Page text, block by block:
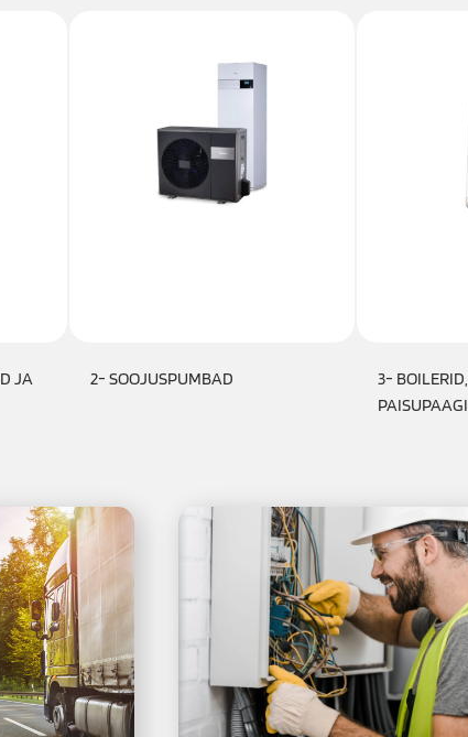
JA
2- SOOJUSPUMBAD
3-